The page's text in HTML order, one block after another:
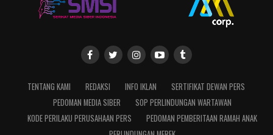
TENTANG KAMI REDAKSI INFO IKLAN
SERTIFIKAT DEWAN PERS
PEDOMAN MEDIA SIBER
SOP PERLINDUNGAN WARTAWAN
KODE PERILAKU PERUSAHAAN PERS
PEDOMAN PEMBERITAAN RAMAH ANAK